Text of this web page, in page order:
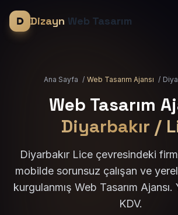
Dizayn Web Tasarım
Ana Sayfa / Web Tasarım Ajansı /
Web Tasarım
Diyarbakır /
Diyarbakır Lice çevresindeki
mobilde sorunsuz çalışan ve
kurgulanmış Web Tasarım Ajansı.
KDV.